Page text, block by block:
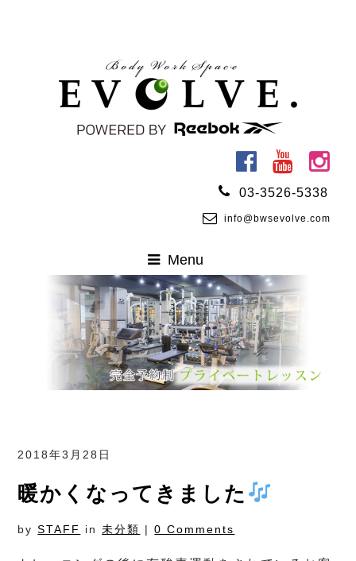
03-3526-5338
info@bwsevolve.com
2018年3月28日
暖かくなってきました
bySTAFF in未分類 |0 Comments